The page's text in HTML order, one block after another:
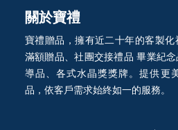
關於寶禮
寶禮贈品，擁有近二十年的客製
滿額贈品、社團交接禮品 畢業紀
導品、各式水晶獎獎牌。提供更
品，依客戶需求始終如一的服務。